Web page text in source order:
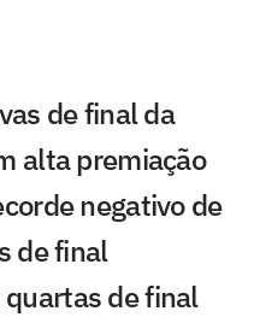
de final da
alta premiação
negativo de
de final
quartas de final